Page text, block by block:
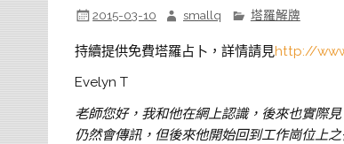
2015-03-10 smallq 塔羅解牌
持續提供免費塔羅占卜，詳情請見http://
Evelyn T
老師您好，我和他在網上認識，後來也實際
仍然會傳訊，但後來他開始回到工作崗位上